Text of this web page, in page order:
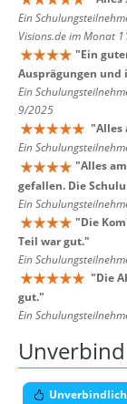
Ein
Visions.de im Monat
"Ein
Ausprägungen und
Ein
9/2025
"Alles
Ein
"Alles
gefallen. Die
Ein
"Die
Teil war gut."
Ein
"Die
gut."
Ein